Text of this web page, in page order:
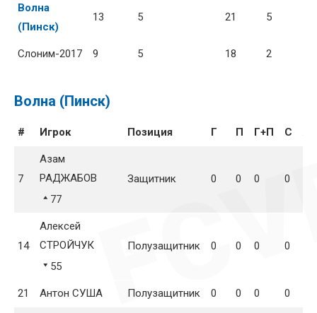
Волна
(Пинск)
13 5 21 5
Слоним-2017 9 5 18 2
Волна (Пинск)
# Игрок Позиция Г П Г+П С
7
Азам
РАДЖАБОВ
77
Защитник 0 0 0 0
14
Алексей
СТРОЙЧУК
55
Полузащитник 0 0 0 0
21 Антон СУША Полузащитник 0 0 0 0